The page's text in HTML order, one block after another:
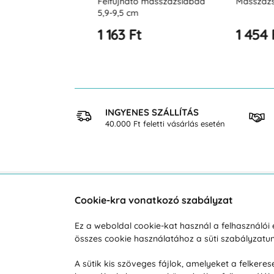
5,9-9,5 cm
1 163 Ft 1 454 Ft
INGYENES SZÁLLÍTÁS
40.000 Ft feletti vásárlás esetén
Hétköznap 8:00-tól 16:00-ig
info@vohy.hu
Cookie-kra vonatkozó szabályzat
Ez a weboldal cookie-kat használ a
összes cookie használatához a süti
A sütik kis szöveges fájlok, amelyeket a